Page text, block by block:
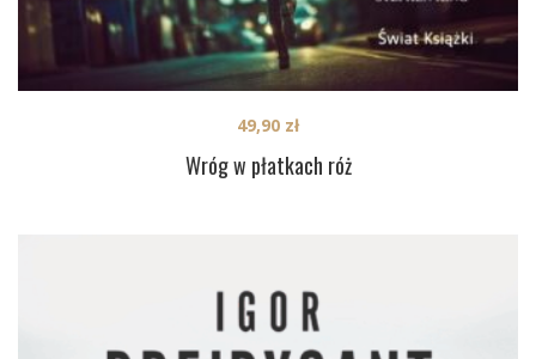
Wróg w płatkach róż
49,90 zł